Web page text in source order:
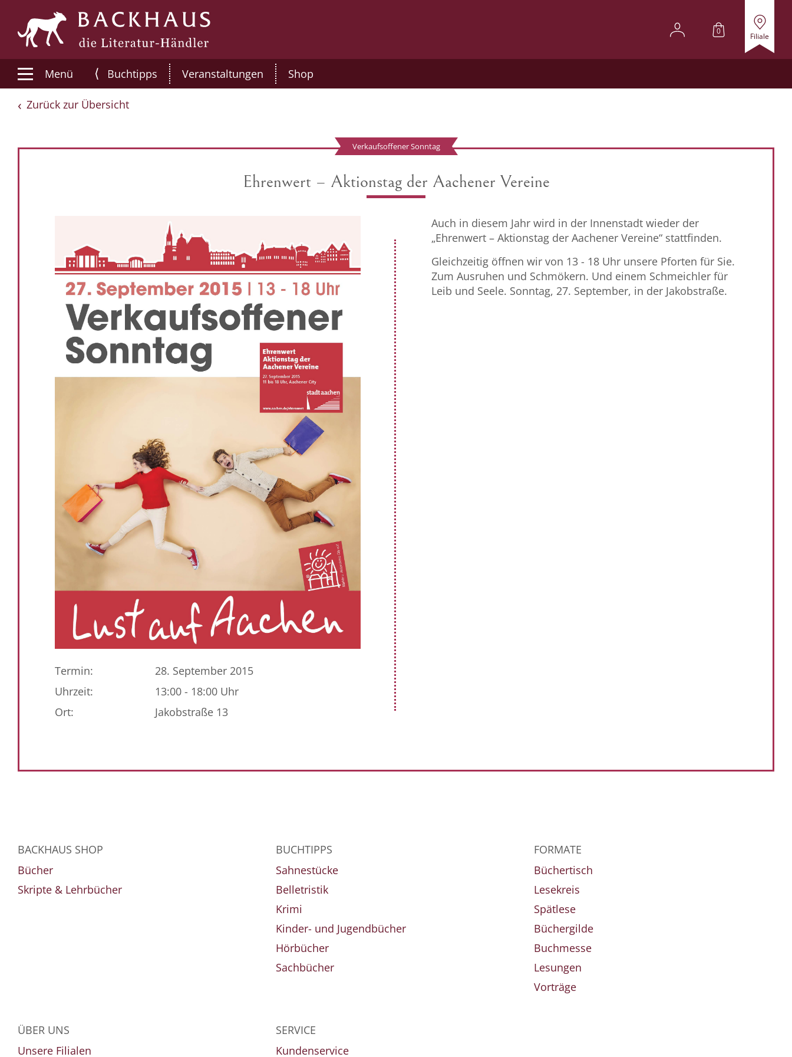
0
Filiale
Menü ⟨ Buchtipps Veranstaltungen Shop
Zurück zur Übersicht
Verkaufsoffener Sonntag
Ehrenwert – Aktionstag der Aachener Vereine
Termin:
28. September 2015
Uhrzeit:
13:00 - 18:00 Uhr
Ort:
Jakobstraße 13
Auch in diesem Jahr wird in der Innenstadt wieder der
„Ehrenwert – Aktionstag der Aachener Vereine“ stattfinden.
Gleichzeitig öffnen wir von 13 - 18 Uhr unsere Pforten für Sie.
Zum Ausruhen und Schmökern. Und einem Schmeichler für
Leib und Seele. Sonntag, 27. September, in der Jakobstraße.
BACKHAUS SHOP
Bücher
Skripte & Lehrbücher
BUCHTIPPS
Sahnestücke
Belletristik
Krimi
Kinder- und Jugendbücher
Hörbücher
Sachbücher
FORMATE
Büchertisch
Lesekreis
Spätlese
Büchergilde
Buchmesse
Lesungen
Vorträge
ÜBER UNS
Unsere Filialen
SERVICE
Kundenservice